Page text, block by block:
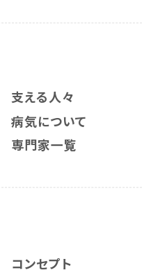
支える人々
病気について
専門家一覧
コンセプト